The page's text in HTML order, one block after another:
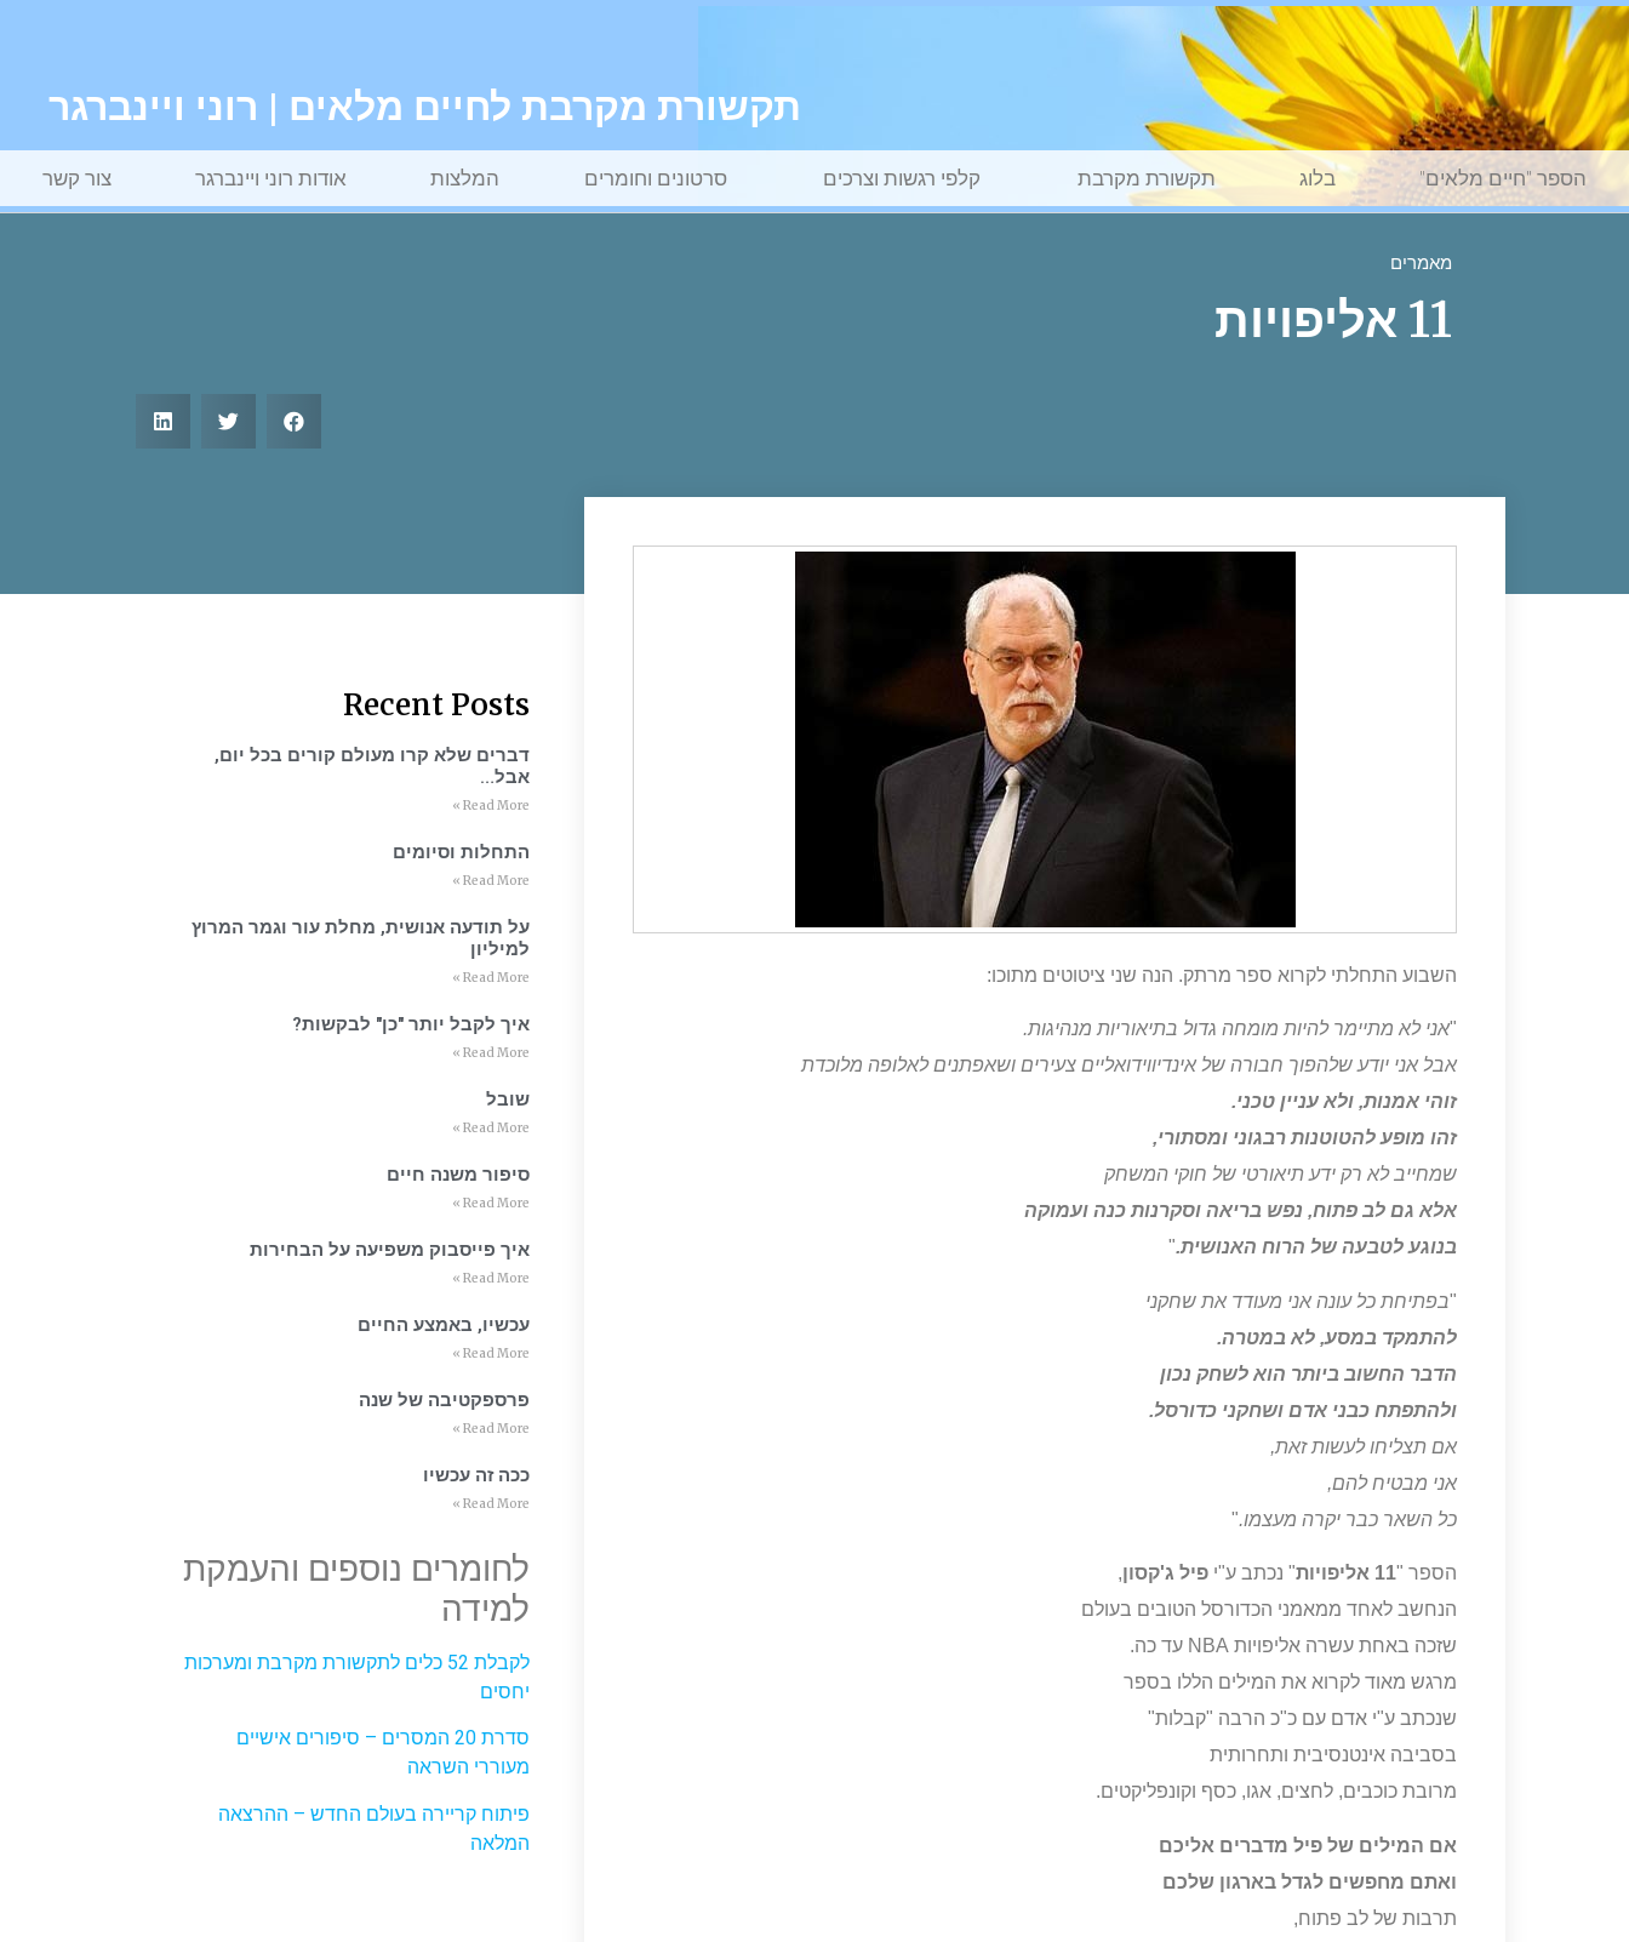
תקשורת מקרבת לחיים מלאים | רוני ויינברגר
הספר "חיים מלאים" בלוג תקשורת מקרבת קלפי רגשות וצרכים סרטונים וחומרים המלצות אודות רוני ויינברגר צור קשר
מאמרים
11 אליפויות
השבוע התחלתי לקרוא ספר מרתק. הנה שני ציטוטים מתוכו:
"אני לא מתיימר להיות מומחה גדול בתיאוריות מנהיגות.
אבל אני יודע שלהפוך חבורה של אינדיווידואליים צעירים ושאפתנים לאלופה מלוכדת
זוהי אמנות, ולא עניין טכני.
זהו מופע להטוטנות רבגוני ומסתורי,
שמחייב לא רק ידע תיאורטי של חוקי המשחק
אלא גם לב פתוח, נפש בריאה וסקרנות כנה ועמוקה
בנוגע לטבעה של הרוח האנושית."
"בפתיחת כל עונה אני מעודד את שחקני
להתמקד במסע, לא במטרה.
הדבר החשוב ביותר הוא לשחק נכון
ולהתפתח כבני אדם ושחקני כדורסל.
אם תצליחו לעשות זאת,
אני מבטיח להם,
כל השאר כבר יקרה מעצמו."
הספר "11 אליפויות " נכתב ע"י פיל ג'קסון,
הנחשב לאחד ממאמני הכדורסל הטובים בעולם
שזכה באחת עשרה אליפויות NBA עד כה.
מרגש מאוד לקרוא את המילים הללו בספר
שנכתב ע"י אדם עם כ"כ הרבה "קבלות"
בסביבה אינטנסיבית ותחרותית
מרובת כוכבים, לחצים, אגו, כסף וקונפליקטים.
אם המילים של פיל מדברים אליכם
ואתם מחפשים לגדל בארגון שלכם
תרבות של לב פתוח,
Recent Posts
דברים שלא קרו מעולם קורים בכל יום,
אבל…
Read More »
התחלות וסיומים
Read More »
על תודעה אנושית, מחלת עור וגמר המרוץ
למיליון
Read More »
איך לקבל יותר "כן" לבקשות?
Read More »
שובל
Read More »
סיפור משנה חיים
Read More »
איך פייסבוק משפיעה על הבחירות
Read More »
עכשיו, באמצע החיים
Read More »
פרספקטיבה של שנה
Read More »
ככה זה עכשיו
Read More »
לחומרים נוספים והעמקת
למידה
לקבלת 52 כלים לתקשורת מקרבת ומערכות
יחסים
סדרת 20 המסרים – סיפורים אישיים
מעוררי השראה
פיתוח קריירה בעולם החדש – ההרצאה
המלאה